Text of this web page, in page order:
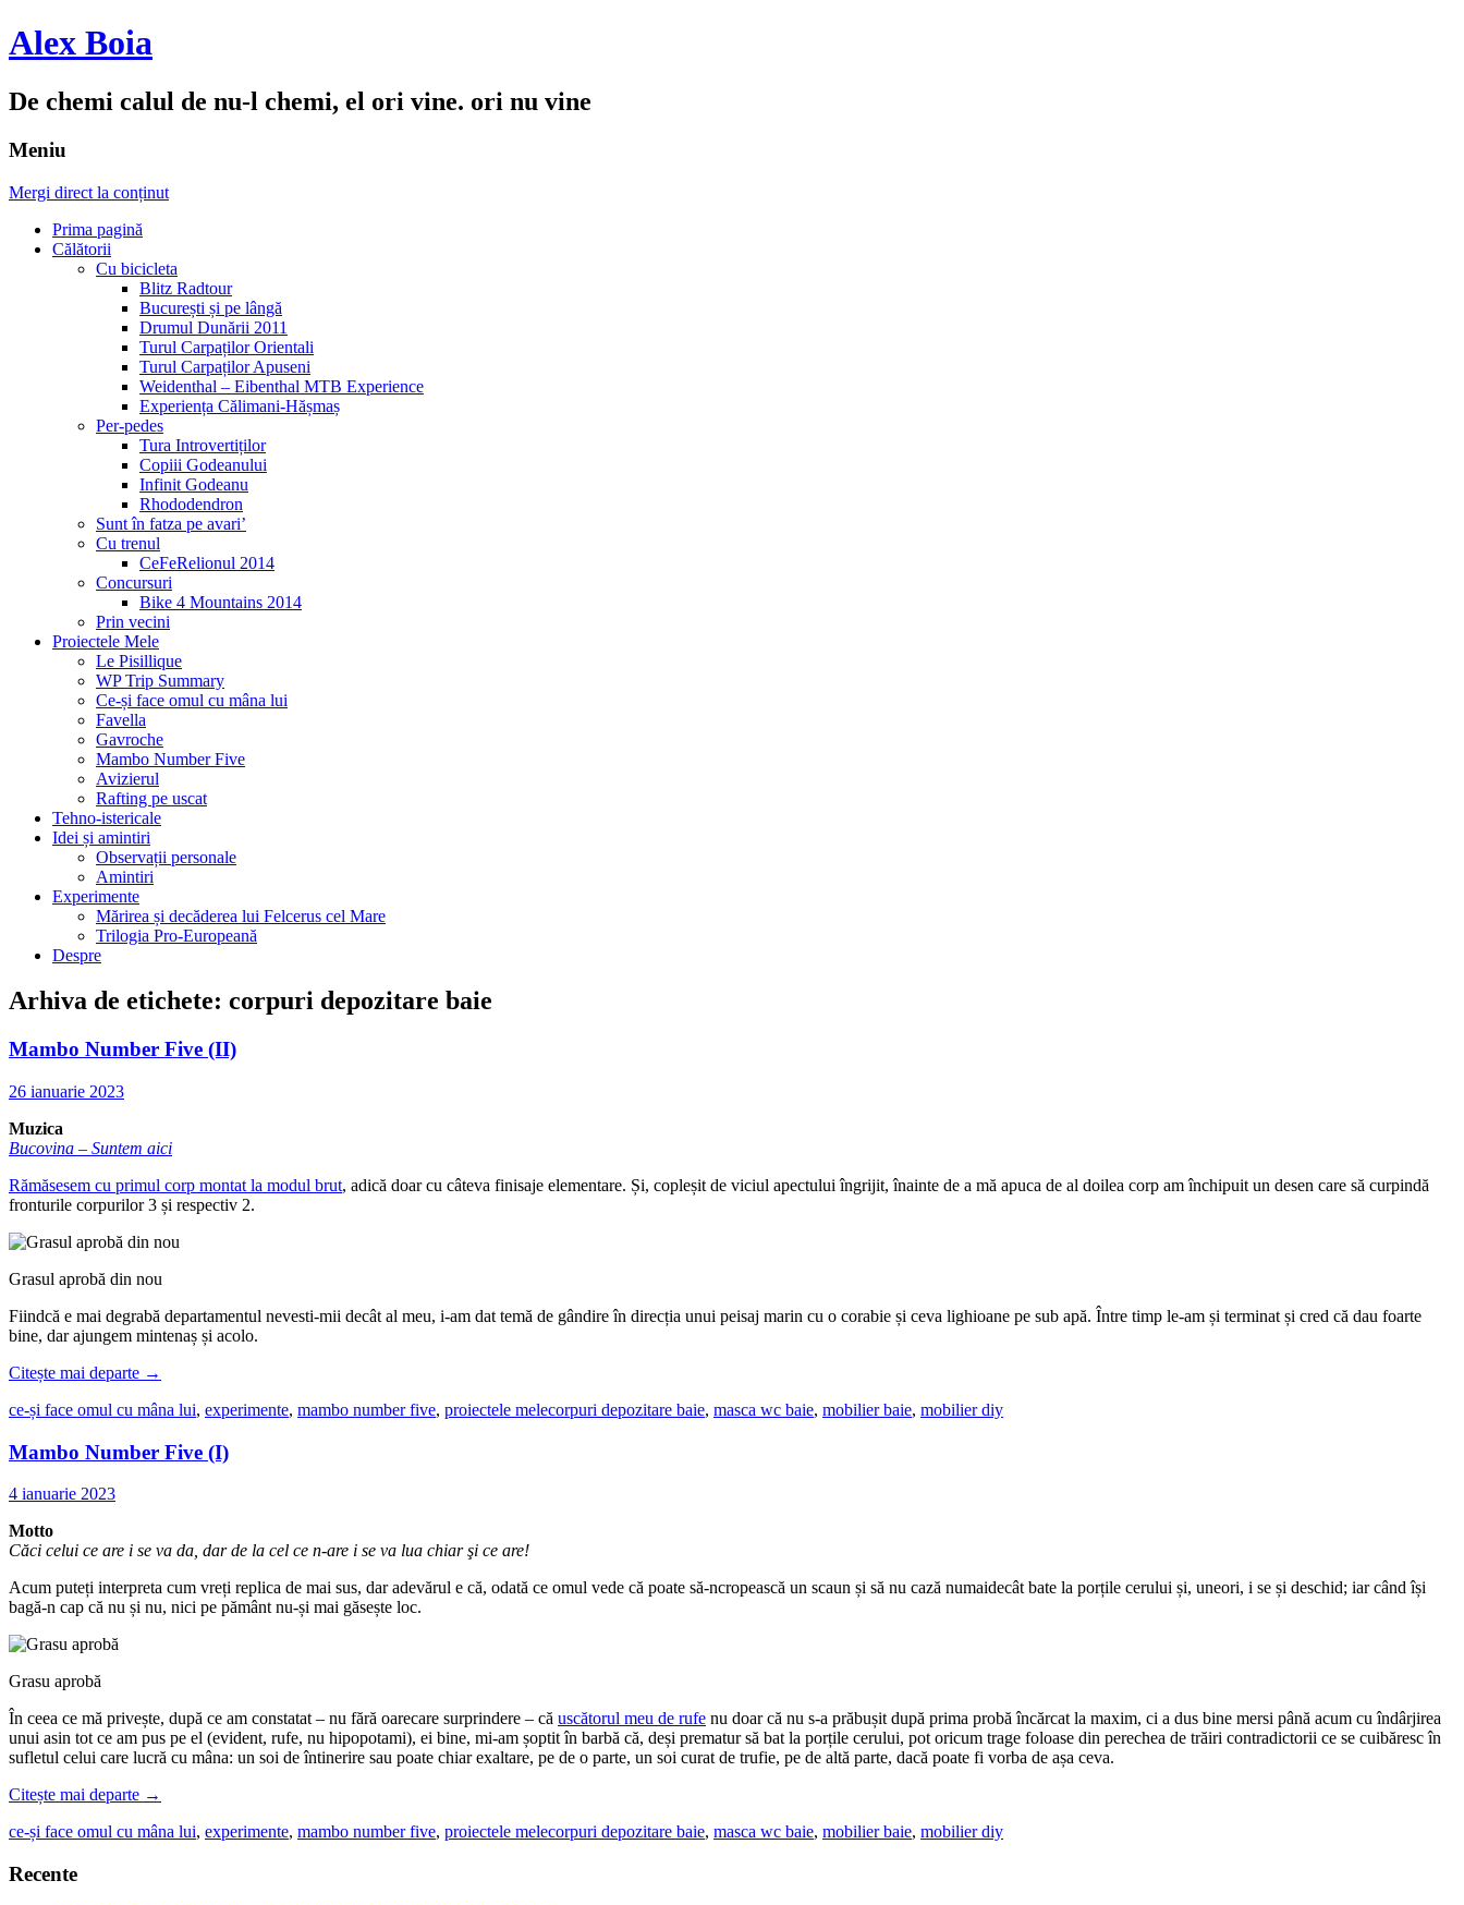
Alex Boia
De chemi calul de nu-l chemi, el ori vine. ori nu vine
Meniu
Mergi direct la conținut
Prima pagină
Călătorii
Cu bicicleta
Blitz Radtour
București și pe lângă
Drumul Dunării 2011
Turul Carpaților Orientali
Turul Carpaților Apuseni
Weidenthal – Eibenthal MTB Experience
Experiența Călimani-Hășmaș
Per-pedes
Tura Introvertiților
Copiii Godeanului
Infinit Godeanu
Rhododendron
Sunt în fatza pe avari’
Cu trenul
CeFeRelionul 2014
Concursuri
Bike 4 Mountains 2014
Prin vecini
Proiectele Mele
Le Pisillique
WP Trip Summary
Ce-și face omul cu mâna lui
Favella
Gavroche
Mambo Number Five
Avizierul
Rafting pe uscat
Tehno-istericale
Idei și amintiri
Observații personale
Amintiri
Experimente
Mărirea și decăderea lui Felcerus cel Mare
Trilogia Pro-Europeană
Despre
Arhiva de etichete: corpuri depozitare baie
Mambo Number Five (II)
26 ianuarie 2023
Muzica
Bucovina – Suntem aici
Rămăsesem cu primul corp montat la modul brut, adică doar cu câteva finisaje elementare. Și, copleșit de viciul apectului îngrijit, înainte de a mă apuca de al doilea corp am închipuit un desen care să curpindă
fronturile corpurilor 3 și respectiv 2.
Grasul aprobă din nou
Fiindcă e mai degrabă departamentul nevesti-mii decât al meu, i-am dat temă de gândire în direcția unui peisaj marin cu o corabie și ceva lighioane pe sub apă. Între timp le-am și terminat și cred că dau foarte
bine, dar ajungem mintenaș și acolo.
Citește mai departe →
ce-și face omul cu mâna lui, experimente, mambo number five, proiectele melecorpuri depozitare baie, masca wc baie, mobilier baie, mobilier diy
Mambo Number Five (I)
4 ianuarie 2023
Motto
Căci celui ce are i se va da, dar de la cel ce n-are i se va lua chiar şi ce are!
Acum puteți interpreta cum vreți replica de mai sus, dar adevărul e că, odată ce omul vede că poate să-ncropească un scaun și să nu cază numaidecât bate la porțile cerului și, uneori, i se și deschid; iar când își
bagă-n cap că nu și nu, nici pe pământ nu-și mai găsește loc.
Grasu aprobă
În ceea ce mă privește, după ce am constatat – nu fără oarecare surprindere – că uscătorul meu de rufe nu doar că nu s-a prăbușit după prima probă încărcat la maxim, ci a dus bine mersi până acum cu îndârjirea
unui asin tot ce am pus pe el (evident, rufe, nu hipopotami), ei bine, mi-am șoptit în barbă că, deși prematur să bat la porțile cerului, pot oricum trage foloase din perechea de trăiri contradictorii ce se cuibăresc în
sufletul celui care lucră cu mâna: un soi de întinerire sau poate chiar exaltare, pe de o parte, un soi curat de trufie, pe de altă parte, dacă poate fi vorba de așa ceva.
Citește mai departe →
ce-și face omul cu mâna lui, experimente, mambo number five, proiectele melecorpuri depozitare baie, masca wc baie, mobilier baie, mobilier diy
Recente